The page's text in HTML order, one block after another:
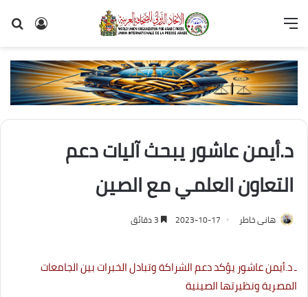
تسجيل
القائمة
د.أيمن عاشور يبحث آليات دعم
التعاون العلمي مع الصين
هانى خاطر 2023-10-17
ـ د.أيمن عاشور يؤكد دعم الشراكة وتبادل الخبرات بين الجامعات
المصرية ونظيرتها الصينية